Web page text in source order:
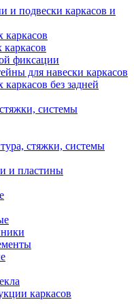
и подвески каркасов и
каркасов
фиксации
для навески каркасов
без задней
системы
стяжки, системы
и пластины
каркасов